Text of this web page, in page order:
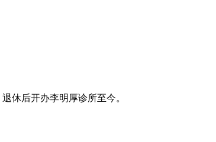
休后开办李明厚诊所至今。